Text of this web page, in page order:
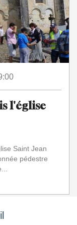
l'église
Saint Jean
pédestre